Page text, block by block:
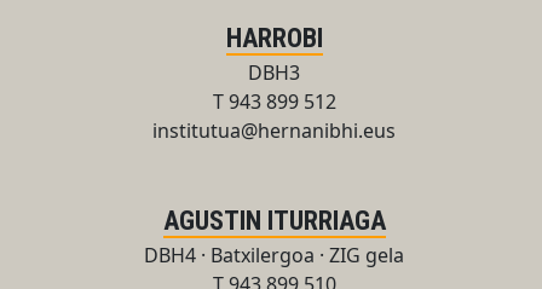
HARROBI
DBH3
T 943 899 512
institutua@hernanibhi.eus
AGUSTIN ITURRIAGA
DBH4 · Batxilergoa · ZIG gela